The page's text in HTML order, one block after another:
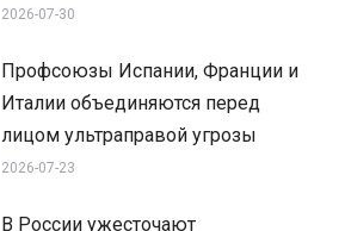
2026-07-30
Профсоюзы Испании, Франции и
Италии объединяются перед
лицом ультраправой угрозы
2026-07-23
В России ужесточают